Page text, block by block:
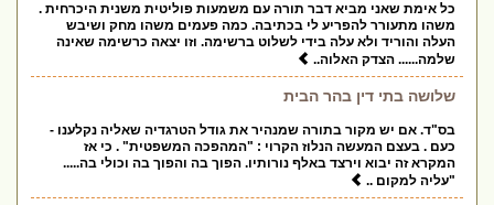
כל אימת שאני מביא דבר תורה עם משמעות פוליטית משנית היכרחית .
משהו מתעורר להפריע לי בכתיבה. כמה פעמים משהו מחק ושיבש
העלה והוריד ולא עלה בידי לשלוט ברשימה. וזו יצאה כרשימה שאינה
שלמה...... הצדק האלוה..
שלושה בתי דין בהר הבית
בס"ד. אם יש מקור בתורה שמנהיר את גודל הטרגדיה שאליה נקלענו -
כעם . בעצם המעשה הנלוז הקרוי : "המהפכה המשפטית" . כי אז
המקרא זה יבוא וירצד באלף נורותיו. הפוך בה והפוך בה וכולי בה.....
"עליה למקום ..